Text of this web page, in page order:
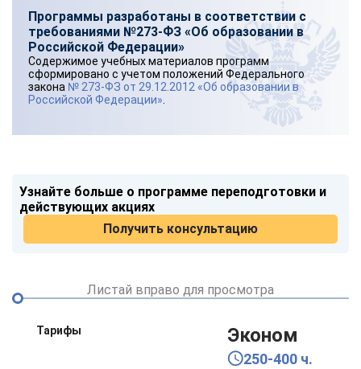
Программы разработаны в соответствии с
требованиями №273-ФЗ «Об образовании в
Российской Федерации»
Содержимое учебных материалов программ
сформировано с учетом положений Федерального
закона № 273-ФЗ от 29.12.2012 «Об образовании в
Российской Федерации»
Узнайте больше о программе переподготовки и
действующих акциях
Получить консультацию
Листай вправо для просмотра
Тарифы Эконом
250-400 ч.